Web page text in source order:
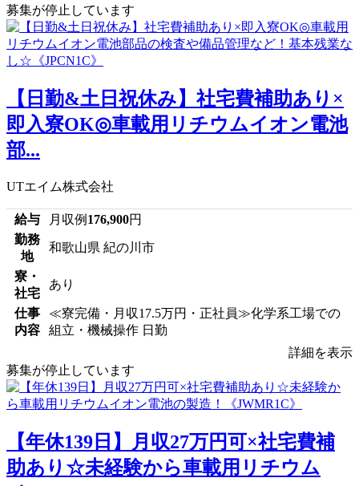
募集が停止しています
【日勤&土日祝休み】社宅費補助あり×
即入寮OK◎車載用リチウムイオン電池
部...
UTエイム株式会社
給与 月収例 176,900円
勤務
地
和歌山県 紀の川市
寮・
社宅
あり
仕事
内容
≪寮完備・月収17.5万円・正社員≫化学系工場での
組立・機械操作 日勤
詳細を表示
募集が停止しています
【年休139日】月収27万円可×社宅費補
助あり☆未経験から車載用リチウム